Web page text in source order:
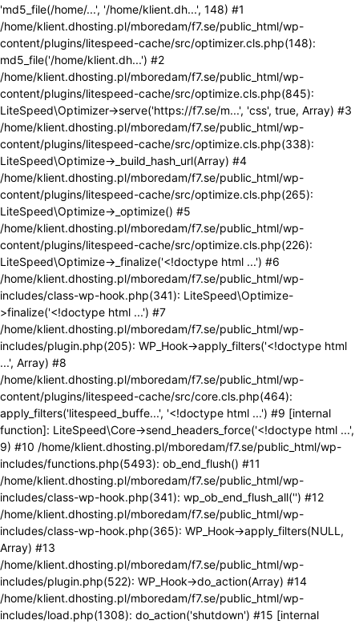
'md5_file(/home/...', '/home/klient.dh...', 148) #1
/home/klient.dhosting.pl/mboredam/f7.se/public_html/wp-
content/plugins/litespeed-cache/src/optimizer.cls.php(148):
md5_file('/home/klient.dh...') #2
/home/klient.dhosting.pl/mboredam/f7.se/public_html/wp-
content/plugins/litespeed-cache/src/optimize.cls.php(845):
LiteSpeed\Optimizer->serve('https://f7.se/m...', 'css', true, Array) #3
/home/klient.dhosting.pl/mboredam/f7.se/public_html/wp-
content/plugins/litespeed-cache/src/optimize.cls.php(338):
LiteSpeed\Optimize->_build_hash_url(Array) #4
/home/klient.dhosting.pl/mboredam/f7.se/public_html/wp-
content/plugins/litespeed-cache/src/optimize.cls.php(265):
LiteSpeed\Optimize->_optimize() #5
/home/klient.dhosting.pl/mboredam/f7.se/public_html/wp-
content/plugins/litespeed-cache/src/optimize.cls.php(226):
LiteSpeed\Optimize->_finalize('<!doctype html ...') #6
/home/klient.dhosting.pl/mboredam/f7.se/public_html/wp-
includes/class-wp-hook.php(341): LiteSpeed\Optimize-
>finalize('<!doctype html ...') #7
/home/klient.dhosting.pl/mboredam/f7.se/public_html/wp-
includes/plugin.php(205): WP_Hook->apply_filters('<!doctype html
...', Array) #8
/home/klient.dhosting.pl/mboredam/f7.se/public_html/wp-
content/plugins/litespeed-cache/src/core.cls.php(464):
apply_filters('litespeed_buffe...', '<!doctype html ...') #9 [internal
function]: LiteSpeed\Core->send_headers_force('<!doctype html ...',
9) #10 /home/klient.dhosting.pl/mboredam/f7.se/public_html/wp-
includes/functions.php(5493): ob_end_flush() #11
/home/klient.dhosting.pl/mboredam/f7.se/public_html/wp-
includes/class-wp-hook.php(341): wp_ob_end_flush_all('') #12
/home/klient.dhosting.pl/mboredam/f7.se/public_html/wp-
includes/class-wp-hook.php(365): WP_Hook->apply_filters(NULL,
Array) #13
/home/klient.dhosting.pl/mboredam/f7.se/public_html/wp-
includes/plugin.php(522): WP_Hook->do_action(Array) #14
/home/klient.dhosting.pl/mboredam/f7.se/public_html/wp-
includes/load.php(1308): do_action('shutdown') #15 [internal